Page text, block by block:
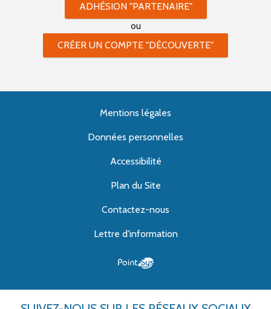
ADHÉSION "PARTENAIRE"
ou
CRÉER UN COMPTE "DÉCOUVERTE"
Mentions légales
Données personnelles
Accessibilité
Plan du Site
Contactez-nous
Lettre d'information